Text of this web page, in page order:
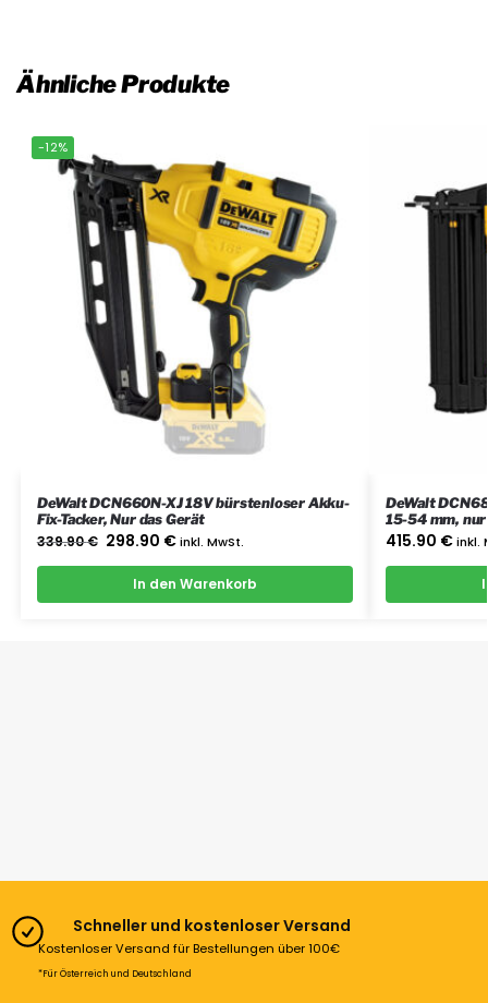
Ähnliche Produkte
-12%
DeWalt DCN660N-XJ 18V bürstenloser Akku-
Fix-Tacker, Nur das Gerät
339.90€ 298.90 € inkl. MwSt.
In den Warenkorb
DeWalt
15-54 mm,
415.90 € inkl.
Schneller und kostenloser Versand
Kostenloser Versand für Bestellungen über 100€
*Für Österreich und Deutschland